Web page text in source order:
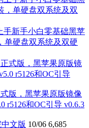
手新手小白零基础黑苹
单硬盘双系统及双硬
式版，黑苹果原版镜像
r5126和OC引导 v0.6.3
文版 10/06 6,685